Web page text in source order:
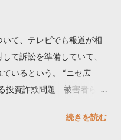
て、テレビでも報道が相
て訴訟を準備していて、
いるという。 “ニセ広
投資詐欺問題 被害者らが
なぜなくならな
続きを読む